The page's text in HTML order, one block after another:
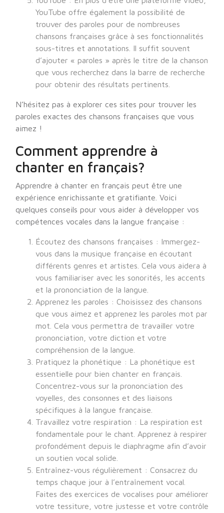
YouTube offre également la possibilité de
trouver des paroles pour de nombreuses
chansons françaises grâce à ses fonctionnalités
sous-titres et annotations. Il suffit souvent
d’ajouter « paroles » après le titre de la chanson
que vous recherchez dans la barre de recherche
pour obtenir des résultats pertinents.
N’hésitez pas à explorer ces sites pour trouver les
paroles exactes des chansons françaises que vous
aimez !
Comment apprendre à
chanter en français?
Apprendre à chanter en français peut être une
expérience enrichissante et gratifiante. Voici
quelques conseils pour vous aider à développer vos
compétences vocales dans la langue française :
Écoutez des chansons françaises : Immergez-
vous dans la musique française en écoutant
différents genres et artistes. Cela vous aidera à
vous familiariser avec les sonorités, les accents
et la prononciation de la langue.
Apprenez les paroles : Choisissez des chansons
que vous aimez et apprenez les paroles mot par
mot. Cela vous permettra de travailler votre
prononciation, votre diction et votre
compréhension de la langue.
Pratiquez la phonétique : La phonétique est
essentielle pour bien chanter en français.
Concentrez-vous sur la prononciation des
voyelles, des consonnes et des liaisons
spécifiques à la langue française.
Travaillez votre respiration : La respiration est
fondamentale pour le chant. Apprenez à respirer
profondément depuis le diaphragme afin d’avoir
un soutien vocal solide.
Entraînez-vous régulièrement : Consacrez du
temps chaque jour à l’entraînement vocal.
Faites des exercices de vocalises pour améliorer
votre tessiture, votre justesse et votre contrôle